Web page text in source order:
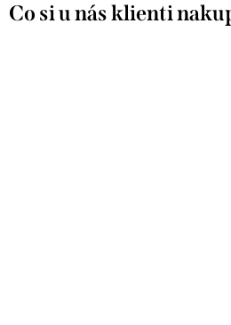
Co si u nás klienti